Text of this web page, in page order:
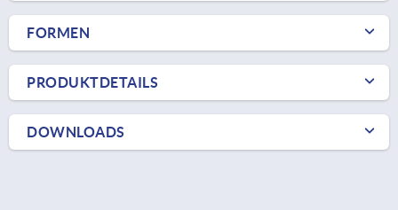
FORMEN
PRODUKTDETAILS
DOWNLOADS